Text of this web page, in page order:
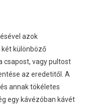
azok
különböző
csapost, vagy pultost
az eredetitől. A
annak tökéletes
egy kávézóban kávét